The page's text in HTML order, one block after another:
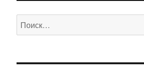
Искать: